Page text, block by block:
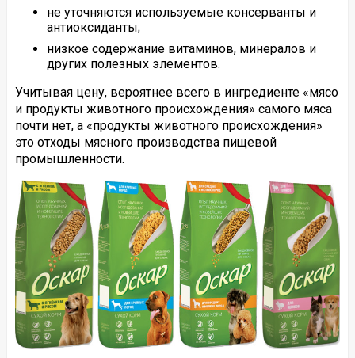
не уточняются используемые консерванты и
антиоксиданты;
низкое содержание витаминов, минералов и
других полезных элементов.
Учитывая цену, вероятнее всего в ингредиенте «мясо
и продукты животного происхождения» самого мяса
почти нет, а «продукты животного происхождения»
это отходы мясного производства пищевой
промышленности.